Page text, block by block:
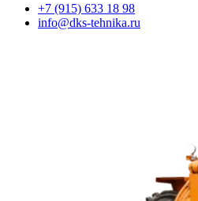
+7 (915) 633 18 98
info@dks-tehnika.ru